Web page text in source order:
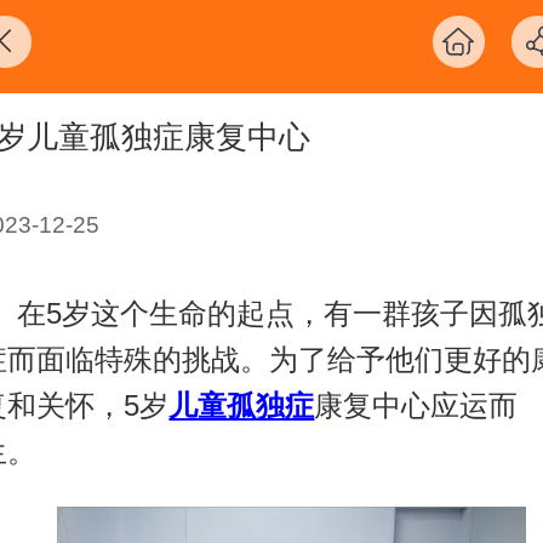
儿童孤独症康复中心
12-25
在5岁这个生命的起点，有一群孩子因孤
而面临特殊的挑战。为了给予他们更好的
关怀， 5岁 儿童孤独症康复中心应运而